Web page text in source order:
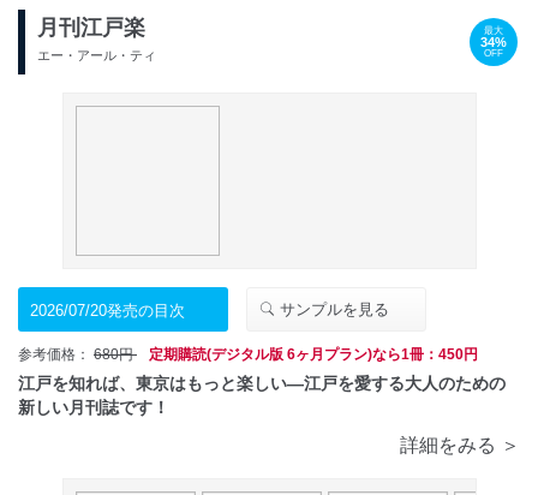
月刊江戸楽
エー・アール・ティ
最大
34%
OFF
2026/07/20発売の目次 サンプルを見る
参考価格： 680円 定期購読(デジタル版 6ヶ月プラン)なら1冊：450円
江戸を知れば、東京はもっと楽しい―江戸を愛する大人のための
新しい月刊誌です！
詳細をみる ＞